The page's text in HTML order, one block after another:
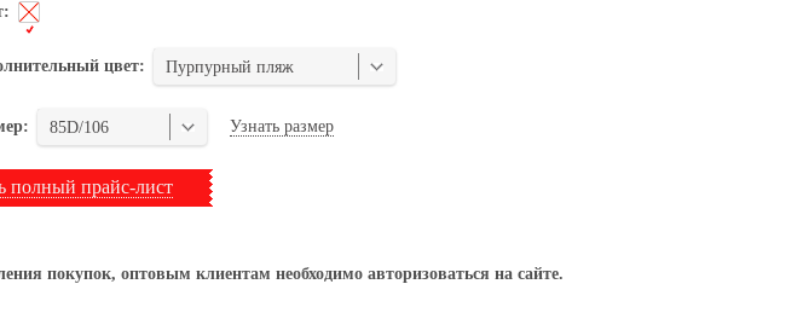
цвет: Пурпурный пляж
85D/106 Узнать размер
полный прайс-лист
покупок, оптовым клиентам необходимо авторизоваться на сайте.